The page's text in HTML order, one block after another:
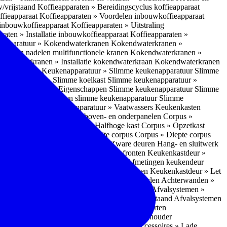
vrijstaand Koffieapparaten » Bereidingscyclus koffieapparaat
Koffieapparaten » Voordelen inbouwkoffieapparaat
Koffieapparaten » Uitstraling
» Installatie inbouwkoffieapparaat Koffieapparaten »
» Kokendwaterkranen Kokendwaterkranen »
en nadelen multifunctionele kranen Kokendwaterkranen »
» Installatie kokendwaterkraan Kokendwaterkranen
» OvensKeukenapparatuur » Slimme keukenapparatuur Slimme
» Slimme koelkast Slimme keukenapparatuur »
» Eigenschappen Slimme keukenapparatuur Slimme
» Nadelen slimme keukenapparatuur Slimme
Keukenapparatuur » Vaatwassers Keukenkasten
Corpus » Buitenkant zij-, boven- en onderpanelen Corpus »
Corpus » Halfhoge kast Corpus » Opzetkast
Corpus » Breedte corpus Corpus » Diepte corpus
Hang- en sluitwerk » Zware deuren Hang- en sluitwerk
» Soorten deur- en ladefronten Keukenkastdeur »
Keukenkastdeur » Afmetingen keukendeur
Keukenkastdeur » Deurgrepen Keukenkastdeur » Let
Achterwanden » Nadelen achterwanden Achterwanden »
Afvalsystemen »
Afvalsystemen » Vrijstaand Afvalsystemen
Inbouwaccessoires » Soorten
Inbouwaccessoires » Handdoekhouder